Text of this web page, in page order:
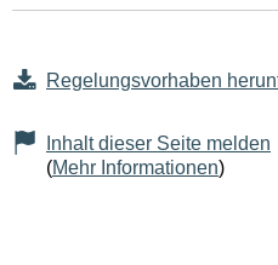
Regelungsvorhaben
Inhalt dieser Seite melden
(Mehr Informationen)